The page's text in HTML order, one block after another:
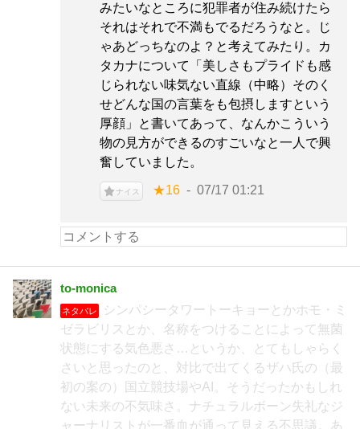
みたいなところに犯罪者が住み続けたら
それはそれで不満もでるだろうなと。じ
ゃあどっちなのよ？と考えてみたり。カ
タカナについて「美しさもプライドも感
じられない味気ない直線（中略）そのく
せどんな国の言葉をも包摂しますという
厚顔」と書いてあって、なんかこういう
物の見方ができるのすごいなと一人で興
奮していました。
ナイス ★16 07/17 01:21
to-monica
ネタバレ
シンパシータワートーキョーとかホモ・ミ
ゼラビリスとか、名称をつけることによって無菌
状態にする気色悪さ…というか、とてもしゃらく
さいと思ったのと、対比で出てくるザハ氏の（最
初の案の）国立競技場やAI。そうだったかもしれ
ない未来の不気味さ。ナチュラルボーン失礼なジ
ャーナリストが一番血が通って見える不思議。あ